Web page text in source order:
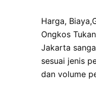
Harga, Biaya,
Ongkos
Jakarta
sesuai jenis
dan volume